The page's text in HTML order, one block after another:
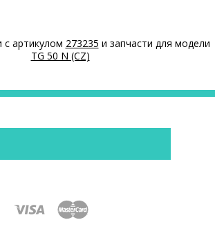
производителя с названием модели
- шильдик находится на корпусе
купить оригинальные Модули
для сушильных машин Gorenje по
артикулом 273235 и запчасти для модели
TG 50 N (CZ)